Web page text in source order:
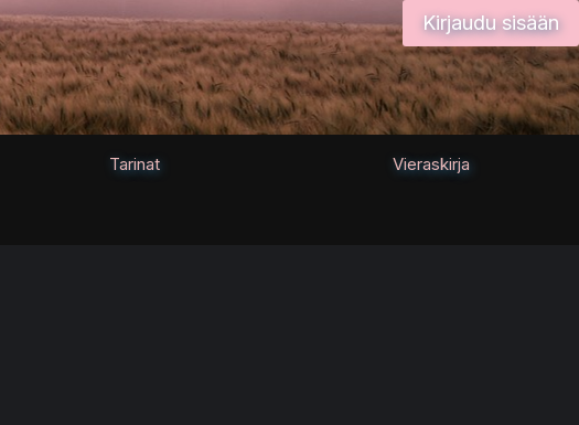
Kirjaudu sisään
Tarinat Vieraskirja